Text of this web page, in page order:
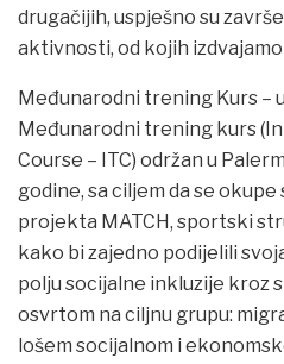
drugačijih, uspješno su
aktivnosti, od kojih
Međunarodni trening Kurs –
Međunarodni trening kurs
Course – ITC) održan u
godine, sa ciljem da se
projekta MATCH, sportski
kako bi zajedno podijelili
polju socijalne inkluzije kroz
osvrtom na ciljnu grupu:
lošem socijalnom i